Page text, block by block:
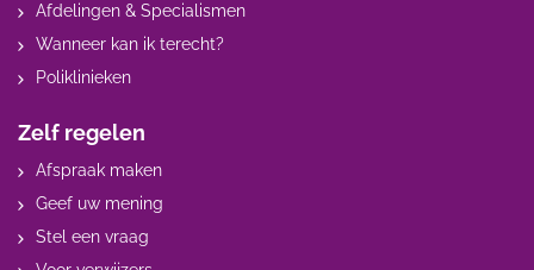
Afdelingen & Specialismen
Wanneer kan ik terecht?
Poliklinieken
Zelf regelen
Afspraak maken
Geef uw mening
Stel een vraag